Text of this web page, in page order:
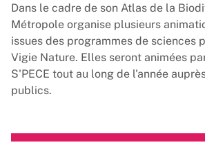
Dans le cadre de son Atlas de la
Métropole organise plusieurs
issues des programmes de sciences
Vigie Nature. Elles seront animées
S'PECE tout au long de l'année
publics.